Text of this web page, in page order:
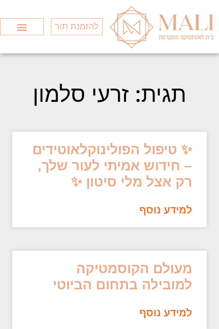
להזמנת תור
תגית: זרעי סלמון
✨ טיפול הפולינוקלאוטידים
– חידוש אמיתי לעור שלך,
רק אצל מלי סיטון ✨
למידע נוסף
מעולם הקוסמטיקה
למובילה בתחום הביוטי
למידע נוסף